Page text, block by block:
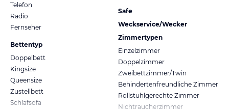
Telefon
Radio
Fernseher
Bettentyp
Doppelbett
Kingsize
Queensize
Zustellbett
Schlafsofa
Safe
Weckservice/Wecker
Zimmertypen
Einzelzimmer
Doppelzimmer
Zweibettzimmer/Twin
Behindertenfreundliche Zimmer
Rollstuhlgerechte Zimmer
Nichtraucherzimmer